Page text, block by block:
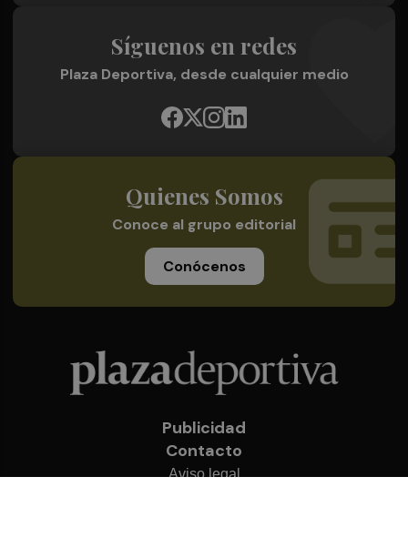
Síguenos en redes
Plaza Deportiva, desde cualquier medio
Quienes Somos
Conoce al grupo editorial
Conócenos
Publicidad
Contacto
Aviso legal